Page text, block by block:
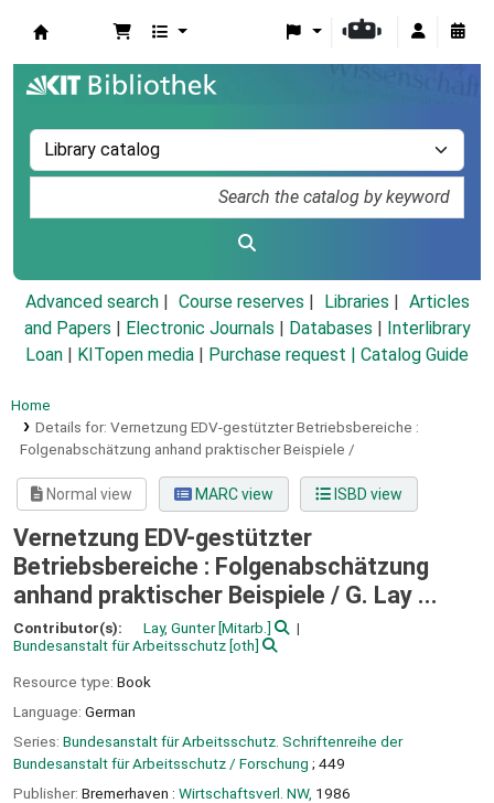
Advanced search Course reserves Libraries
Articles
and Papers
Electronic Journals Databases
Interlibrary
Loan
KITopen media Purchase request | Catalog Guide
Home
Details for: Vernetzung EDV-gestützter Betriebsbereiche :
Folgenabschätzung anhand praktischer Beispiele /
Normal view MARC view ISBD view
Vernetzung EDV-gestützter
Betriebsbereiche : Folgenabschätzung
anhand praktischer Beispiele / G. Lay ...
Contributor(s): Lay, Gunter[Mitarb.]
Bundesanstalt für Arbeitsschutz [oth]
Resource type: Book
Language: German
Series: Bundesanstalt für Arbeitsschutz. Schriftenreihe der
Bundesanstalt für Arbeitsschutz / Forschung ; 449
Publisher: Bremerhaven : Wirtschaftsverl. NW, 1986